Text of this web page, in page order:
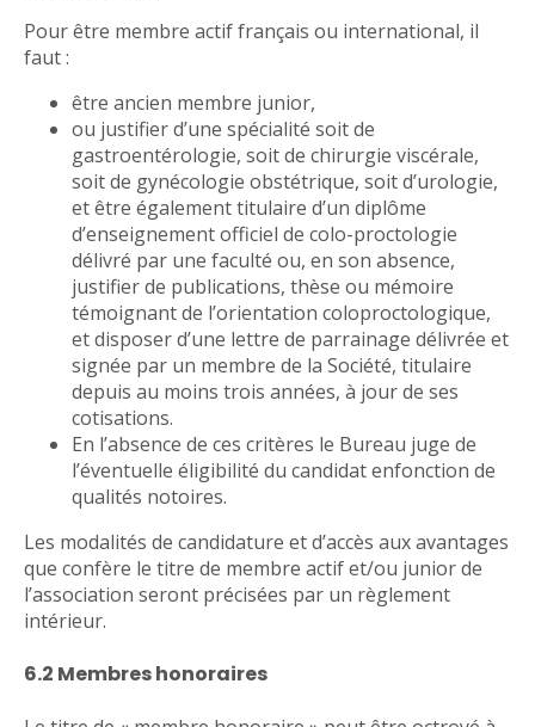
Pour être membre actif français ou international, il
faut :
être ancien membre junior,
ou justifier d’une spécialité soit de
gastroentérologie, soit de chirurgie viscérale,
soit de gynécologie obstétrique, soit d’urologie,
et être également titulaire d’un diplôme
d’enseignement officiel de colo-proctologie
délivré par une faculté ou, en son absence,
justifier de publications, thèse ou mémoire
témoignant de l’orientation coloproctologique,
et disposer d’une lettre de parrainage délivrée et
signée par un membre de la Société, titulaire
depuis au moins trois années, à jour de ses
cotisations.
En l’absence de ces critères le Bureau juge de
l’éventuelle éligibilité du candidat enfonction de
qualités notoires.
Les modalités de candidature et d’accès aux avantages
que confère le titre de membre actif et/ou junior de
l’association seront précisées par un règlement
intérieur.
6.2 Membres honoraires